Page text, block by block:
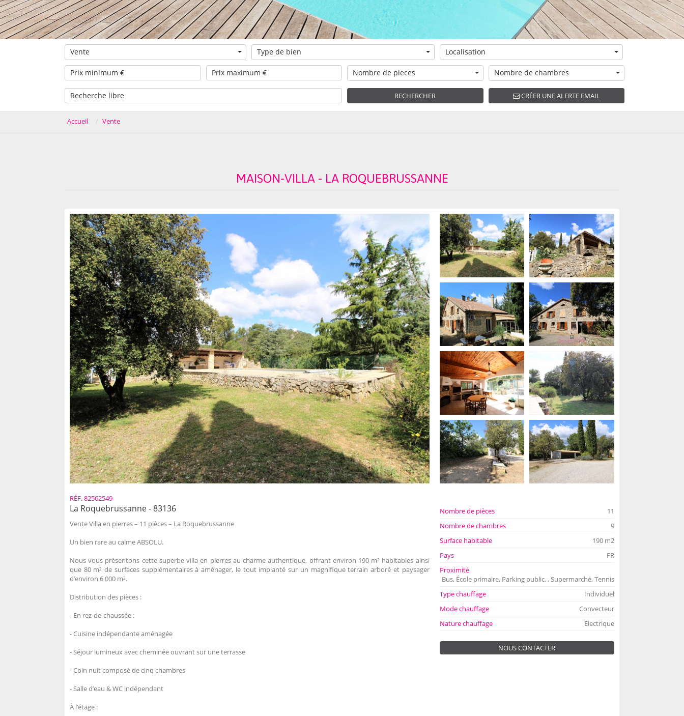
Vente Type de bien Localisation
Nombre de pieces Nombre de chambres
RECHERCHER CRÉER UNE ALERTE EMAIL
Accueil Vente
MAISON-VILLA - LA ROQUEBRUSSANNE
RÉF. 82562549
La Roquebrussanne - 83136
Vente Villa en pierres – 11 pièces – La Roquebrussanne
Un bien rare au calme ABSOLU.
Nous vous présentons cette superbe villa en pierres au charme authentique, offrant environ 190 m² habitables ainsi
que 80 m² de surfaces supplémentaires à aménager, le tout implanté sur un magnifique terrain arboré et paysager
d’environ 6 000 m².
Distribution des pièces :
- En rez-de-chaussée :
- Cuisine indépendante aménagée
- Séjour lumineux avec cheminée ouvrant sur une terrasse
- Coin nuit composé de cinq chambres
- Salle d’eau & WC indépendant
À l’étage :
Nombre de pièces
11
Nombre de chambres
9
Surface habitable
190 m2
Pays
FR
Proximité
Bus, École primaire, Parking public, , Supermarché, Tennis
Type chauffage
Individuel
Mode chauffage
Convecteur
Nature chauffage
Electrique
NOUS CONTACTER